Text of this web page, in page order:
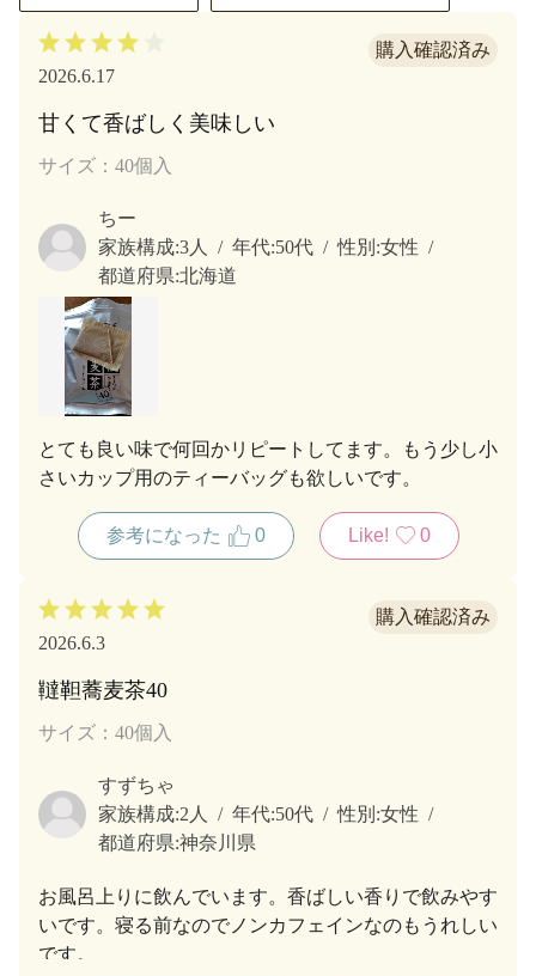
2026.6.17
甘くて香ばしく美味しい
サイズ：40個入
ちー
家族構成:3人 年代:50代 性別:女性
都道府県:北海道
とても良い味で何回かリピートしてます。もう少し小
さいカップ用のティーバッグも欲しいです。
参考になった 0 Like! 0
2026.6.3
韃靼蕎麦茶40
サイズ：40個入
すずちゃ
家族構成:2人 年代:50代 性別:女性
都道府県:神奈川県
お風呂上りに飲んでいます。香ばしい香りで飲みやす
いです。寝る前なのでノンカフェインなのもうれしい
です。